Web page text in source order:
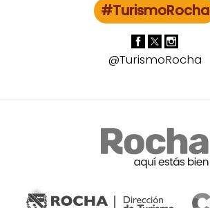
#TurismoRocha
@TurismoRocha